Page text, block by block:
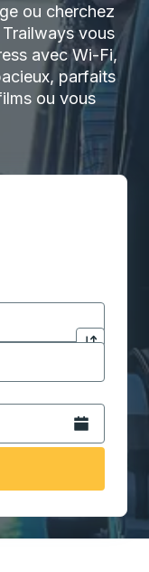
ou cherchez
vous
avec Wi-Fi,
parfaits
ou vous
pour ouvrir
Cliquez
destination pour
oblique du mois à
Ouvrez le